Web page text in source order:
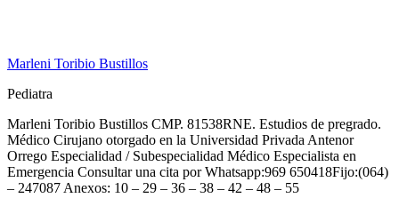
Marleni Toribio Bustillos
Pediatra
Marleni Toribio Bustillos CMP. 81538RNE. Estudios de pregrado.
Médico Cirujano otorgado en la Universidad Privada Antenor
Orrego Especialidad / Subespecialidad Médico Especialista en
Emergencia Consultar una cita por Whatsapp:969 650418Fijo:(064)
– 247087 Anexos: 10 – 29 – 36 – 38 – 42 – 48 – 55